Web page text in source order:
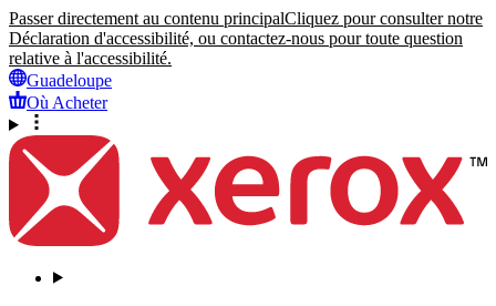
Passer directement au contenu principalCliquez pour consulter notre
Déclaration d'accessibilité, ou contactez-nous pour toute question
relative à l'accessibilité.
Guadeloupe
Où Acheter